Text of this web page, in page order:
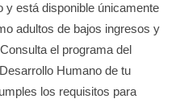
y está disponible únicamente
adultos de bajos ingresos y
el programa del
Humano de tu
los requisitos para